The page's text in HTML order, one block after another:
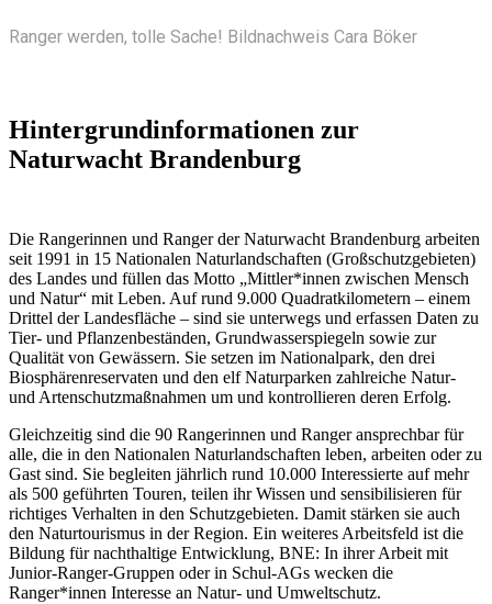
Ranger werden, tolle Sache! Bildnachweis Cara Böker
Hintergrundinformationen zur
Naturwacht Brandenburg
Die Rangerinnen und Ranger der Naturwacht Brandenburg arbeiten
seit 1991 in 15 Nationalen Naturlandschaften (Großschutzgebieten)
des Landes und füllen das Motto „Mittler*innen zwischen Mensch
und Natur“ mit Leben. Auf rund 9.000 Quadratkilometern – einem
Drittel der Landesfläche – sind sie unterwegs und erfassen Daten zu
Tier- und Pflanzenbeständen, Grundwasserspiegeln sowie zur
Qualität von Gewässern. Sie setzen im Nationalpark, den drei
Biosphärenreservaten und den elf Naturparken zahlreiche Natur-
und Artenschutzmaßnahmen um und kontrollieren deren Erfolg.
Gleichzeitig sind die 90 Rangerinnen und Ranger ansprechbar für
alle, die in den Nationalen Naturlandschaften leben, arbeiten oder zu
Gast sind. Sie begleiten jährlich rund 10.000 Interessierte auf mehr
als 500 geführten Touren, teilen ihr Wissen und sensibilisieren für
richtiges Verhalten in den Schutzgebieten. Damit stärken sie auch
den Naturtourismus in der Region. Ein weiteres Arbeitsfeld ist die
Bildung für nachthaltige Entwicklung, BNE: In ihrer Arbeit mit
Junior-Ranger-Gruppen oder in Schul-AGs wecken die
Ranger*innen Interesse an Natur- und Umweltschutz.